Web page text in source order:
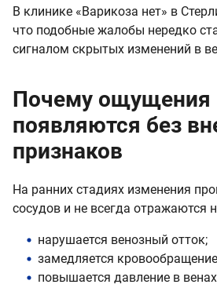
В клинике «Варикоза нет» в
что подобные жалобы нередко
сигналом скрытых изменений в
Почему ощущения
появляются без
признаков
На ранних стадиях изменения
сосудов и не всегда отражаются
нарушается венозный отток;
замедляется
повышается давление в